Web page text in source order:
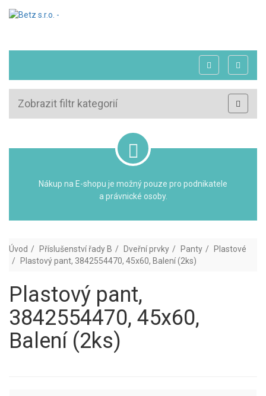
Zobrazit filtr kategorií
Nákup na E-shopu je možný pouze pro podnikatele
a právnické osoby.
Úvod Příslušenství řady B Dveřní prvky Panty
Plastové
Plastový pant, 3842554470, 45x60, Balení (2ks)
Plastový pant,
3842554470, 45x60,
Balení (2ks)